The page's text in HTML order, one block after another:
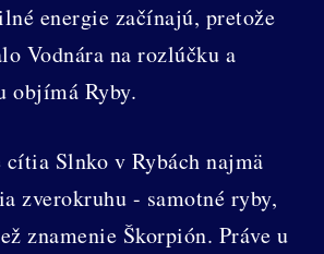
energie začínajú, pretože
Vodnára na rozlúčku a
objímá Ryby.
Slnko v Rybách najmä
zverokruhu - samotné ryby,
znamenie Škorpión. Práve u